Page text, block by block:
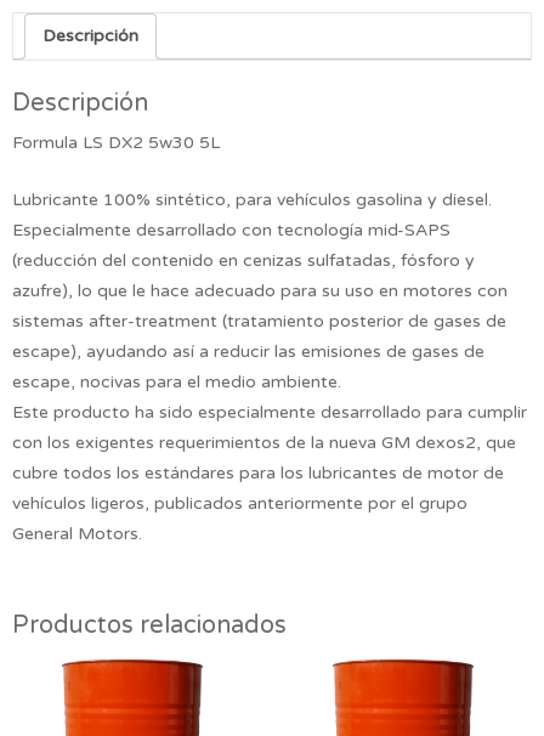
Descripción
Descripción
Formula LS DX2 5w30 5L
Lubricante 100% sintético, para vehículos gasolina y diesel.
Especialmente desarrollado con tecnología mid-SAPS
(reducción del contenido en cenizas sulfatadas, fósforo y
azufre), lo que le hace adecuado para su uso en motores con
sistemas after-treatment (tratamiento posterior de gases de
escape), ayudando así a reducir las emisiones de gases de
escape, nocivas para el medio ambiente.
Este producto ha sido especialmente desarrollado para cumplir
con los exigentes requerimientos de la nueva GM dexos2, que
cubre todos los estándares para los lubricantes de motor de
vehículos ligeros, publicados anteriormente por el grupo
General Motors.
Productos relacionados